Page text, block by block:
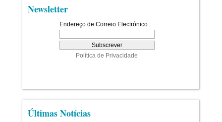
Newsletter
Últimas Notícias